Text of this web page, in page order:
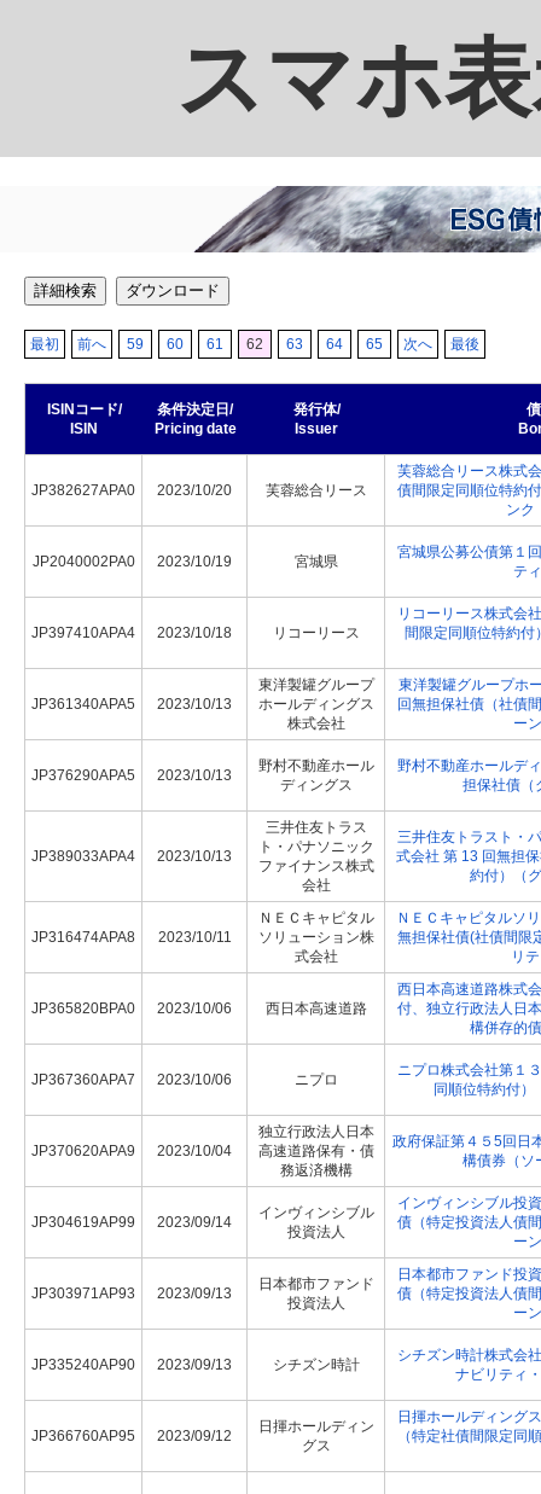
スマホ
詳細検索 ダウンロード
最初 前へ 59 60 61 62 63 64 65 次へ 最後
ISINコード/
ISIN
条件決定日/
Pricing date
発行体/
Issuer
JP382627APA0 2023/10/20 芙蓉総合リース
芙蓉総合リース株式
債間限定同順位特約
ンク
JP2040002PA0 2023/10/19 宮城県
宮城県公募公債第１
テ
JP397410APA4 2023/10/18 リコーリース
リコーリース株式会
間限定同順位特約付
JP361340APA5 2023/10/13
東洋製罐グループ
ホールディングス
株式会社
東洋製罐グループホ
回無担保社債（社債
ー
JP376290APA5 2023/10/13
野村不動産ホール
ディングス
野村不動産ホールデ
担保社債（
JP389033APA4 2023/10/13
三井住友トラス
ト・パナソニック
ファイナンス株式
会社
三井住友トラスト・
式会社 第 13 回無担
約付）（
JP316474APA8 2023/10/11
ＮＥＣキャピタル
ソリューション株
式会社
ＮＥＣキャピタルソ
無担保社債(社債間限
リ
JP365820BPA0 2023/10/06 西日本高速道路
西日本高速道路株式
付、独立行政法人日
構併存的
JP367360APA7 2023/10/06 ニプロ
ニプロ株式会社第１
同順位特約付）
JP370620APA9 2023/10/04
独立行政法人日本
高速道路保有・債
務返済機構
政府保証第４５5回日
構債券（ソ
JP304619AP99 2023/09/14
インヴィンシブル
投資法人
インヴィンシブル投
債（特定投資法人債
ー
JP303971AP93 2023/09/13
日本都市ファンド
投資法人
日本都市ファンド投
債（特定投資法人債
ー
JP335240AP90 2023/09/13 シチズン時計
シチズン時計株式会
ナビリティ
JP366760AP95 2023/09/12
日揮ホールディン
グス
日揮ホールディング
（特定社債間限定同